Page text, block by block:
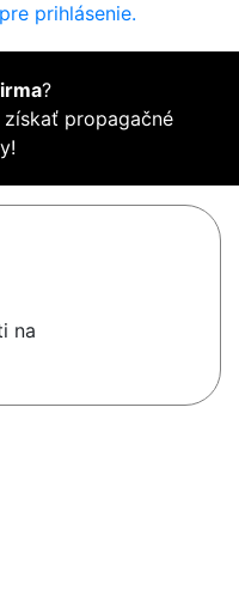
prihlásenie.
?
propagačné
na